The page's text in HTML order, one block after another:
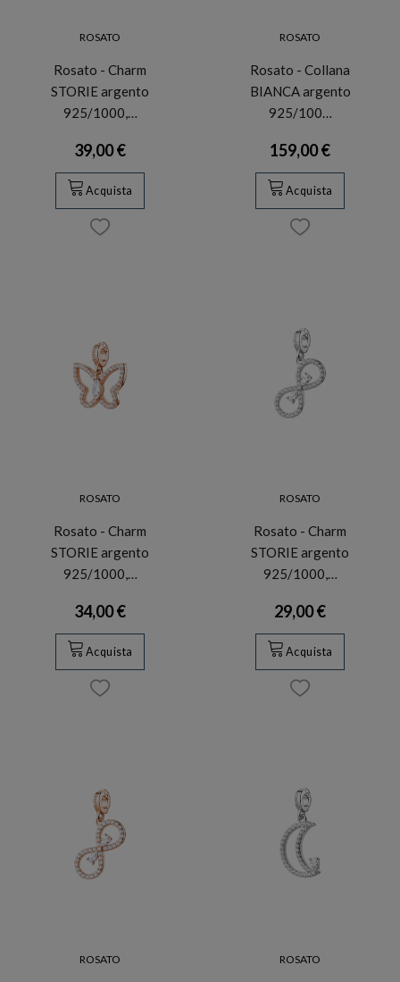
ROSATO
Rosato - Charm
STORIE argento
925/1000,…
39,00 €
Acquista
ROSATO
Rosato - Collana
BIANCA argento
925/100…
159,00 €
Acquista
ROSATO
Rosato - Charm
STORIE argento
925/1000,…
34,00 €
Acquista
ROSATO
Rosato - Charm
STORIE argento
925/1000,…
29,00 €
Acquista
ROSATO ROSATO